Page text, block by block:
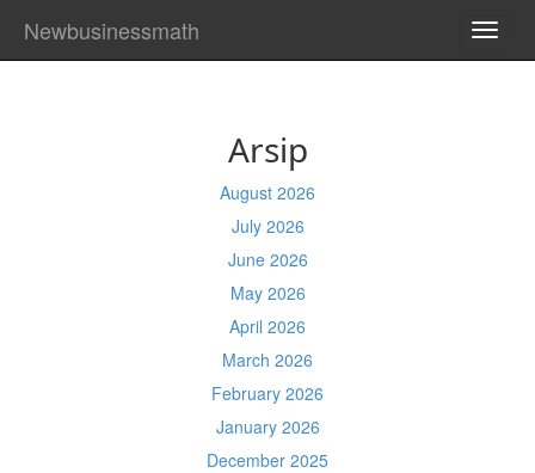
Newbusinessmath
Arsip
August 2026
July 2026
June 2026
May 2026
April 2026
March 2026
February 2026
January 2026
December 2025